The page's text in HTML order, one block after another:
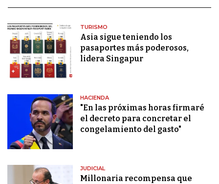
TURISMO
Asia sigue teniendo los
pasaportes más poderosos,
lidera Singapur
HACIENDA
"En las próximas horas firmaré
el decreto para concretar el
congelamiento del gasto"
JUDICIAL
Millonaria recompensa que